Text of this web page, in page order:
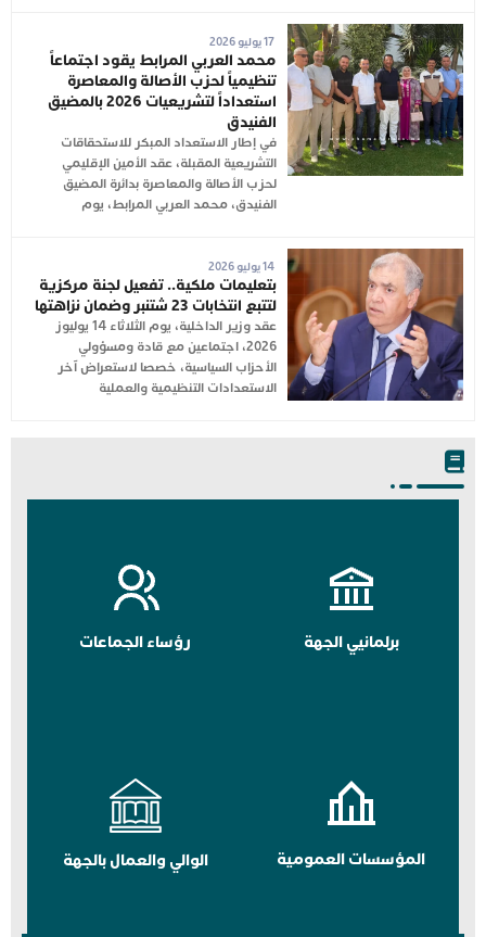
17 يوليو 2026
محمد العربي المرابط يقود اجتماعاً
تنظيمياً لحزب الأصالة والمعاصرة
استعداداً لتشريعيات 2026 بالمضيق
الفنيدق
في إطار الاستعداد المبكر للاستحقاقات
التشريعية المقبلة، عقد الأمين الإقليمي
لحزب الأصالة والمعاصرة بدائرة المضيق
الفنيدق، محمد العربي المرابط، يوم
14 يوليو 2026
بتعليمات ملكية.. تفعيل لجنة مركزية
لتتبع انتخابات 23 شتنبر وضمان نزاهتها
عقد وزير الداخلية، يوم الثلاثاء 14 يوليوز
2026، اجتماعين مع قادة ومسؤولي
الأحزاب السياسية، خصصا لاستعراض آخر
الاستعدادات التنظيمية والعملية
برلمانيي الجهة رؤساء الجماعات
المؤسسات العمومية الوالي والعمال بالجهة